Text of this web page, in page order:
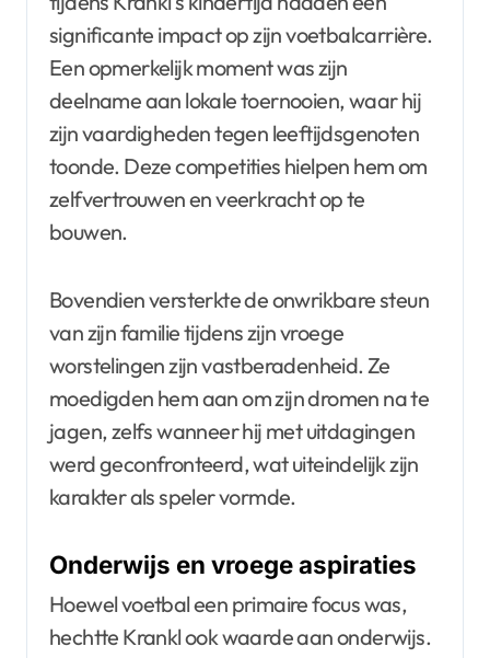
significante impact op zijn voetbalcarrière.
Een opmerkelijk moment was zijn
deelname aan lokale toernooien, waar hij
zijn vaardigheden tegen leeftijdsgenoten
toonde. Deze competities hielpen hem om
zelfvertrouwen en veerkracht op te
bouwen.
Bovendien versterkte de onwrikbare steun
van zijn familie tijdens zijn vroege
worstelingen zijn vastberadenheid. Ze
moedigden hem aan om zijn dromen na te
jagen, zelfs wanneer hij met uitdagingen
werd geconfronteerd, wat uiteindelijk zijn
karakter als speler vormde.
Onderwijs en vroege aspiraties
Hoewel voetbal een primaire focus was,
hechtte Krankl ook waarde aan onderwijs.